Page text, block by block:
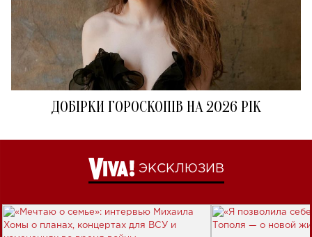
ДОБІРКИ ГОРОСКОПІВ НА 2026 РІК
ЭКСКЛЮЗИВ